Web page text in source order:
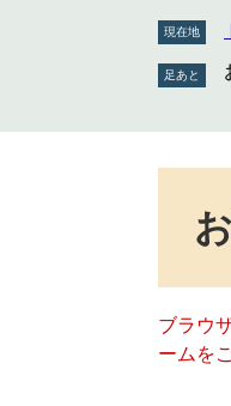
現在地
ブラウ
ームを